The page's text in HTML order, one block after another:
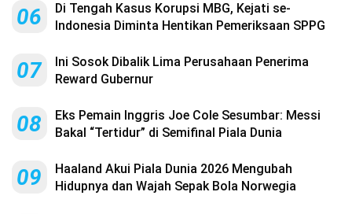
06
Di Tengah Kasus Korupsi MBG, Kejati se-
Indonesia Diminta Hentikan Pemeriksaan SPPG
07
Ini Sosok Dibalik Lima Perusahaan Penerima
Reward Gubernur
08
Eks Pemain Inggris Joe Cole Sesumbar: Messi
Bakal “Tertidur” di Semifinal Piala Dunia
09
Haaland Akui Piala Dunia 2026 Mengubah
Hidupnya dan Wajah Sepak Bola Norwegia